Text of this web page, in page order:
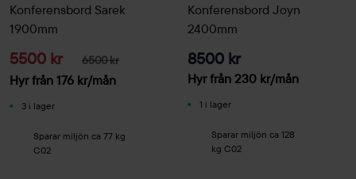
Konferensbord Sarek
1900mm
5500 kr 6500 kr
Hyr från 176 kr/mån
3 i lager
Sparar miljön ca 77 kg
C02
Konferensbord Joyn
2400mm
8500 kr
Hyr från 230 kr/mån
1 i lager
Sparar miljön ca 128
kg C02